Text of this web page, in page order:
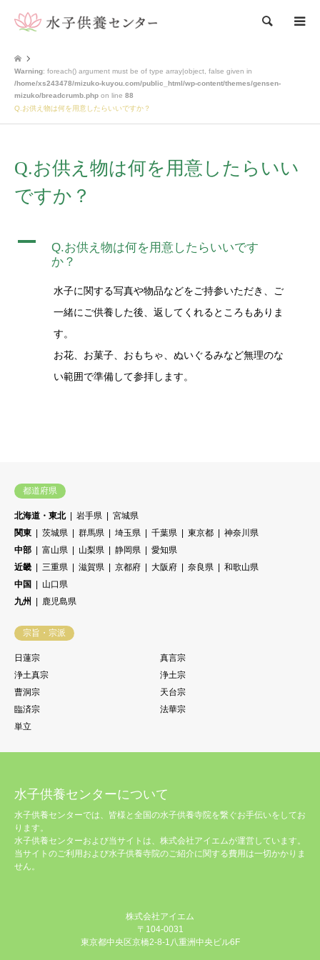
検索
Warning: foreach() argument must be of type array|object, false given in
/home/xs243478/mizuko-kuyou.com/public_html/wp-content/themes/gensen-
mizuko/breadcrumb.php on line 88
Q.お供え物は何を用意したらいいですか？
Q.お供え物は何を用意したらいい
ですか？
A
Q.お供え物は何を用意したらいいです
か？
水子に関する写真や物品などをご持参いただき、ご
一緒にご供養した後、返してくれるところもありま
す。
お花、お菓子、おもちゃ、ぬいぐるみなど無理のな
い範囲で準備して参拝します。
都道府県
北海道・東北 岩手県
宮城県
関東
茨城県 群馬県 埼玉県 千葉県 東京都
神奈川県
中部
富山県 山梨県 静岡県
愛知県
近畿
三重県 滋賀県 京都府 大阪府 奈良県
和歌山県
中国
山口県
九州
鹿児島県
宗旨・宗派
日蓮宗
真言宗
浄土真宗
浄土宗
曹洞宗
天台宗
臨済宗
法華宗
単立
水子供養センターについて
水子供養センターでは、皆様と全国の水子供養寺院を繋ぐお手伝いをしてお
ります。
水子供養センターおよび当サイトは、株式会社アイエムが運営しています。
当サイトのご利用および水子供養寺院のご紹介に関する費用は一切かかりま
せん。
株式会社アイエム
〒104-0031
東京都中央区京橋2-8-1八重洲中央ビル6F